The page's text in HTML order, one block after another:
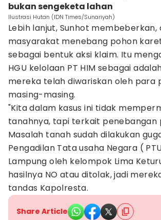
bukan sengeketa lahan
Ilustrasi Hutan (IDN Times/Sunariyah)
Lebih lanjut, Sunhot membeberkan,
masyarakat menebang pohon
sebagai bentuk aksi klaim. Itu
HGU kelolaan PT HIM sebagai
mereka telah diwariskan oleh para
masing-masing.
"Kita dalam kasus ini tidak
tanahnya, tapi terkait penebangan
Masalah tanah sudah dilakukan
Pengadilan Tata usaha Negara (
Lampung oleh kelompok Lima
hasilnya NO atau ditolak, jadi
tandas Kapolresta.
Share Article